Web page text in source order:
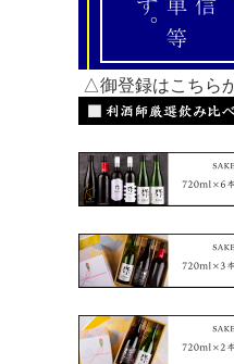
△御登録はこちら